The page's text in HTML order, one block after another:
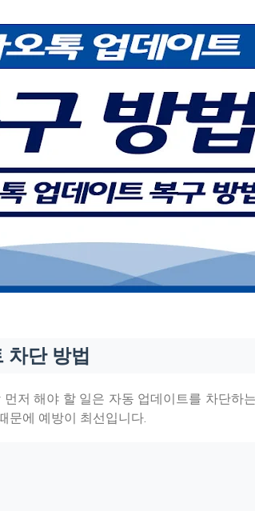
차단 방법
저 해야 할 일은 자동 업데이트를 차단하
문에 예방이 최선입니다.